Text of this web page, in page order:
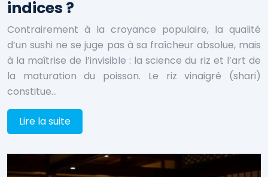
indices ?
Contrairement à la croyance populaire, la qualité
d’un sushi ne se juge pas à sa fraîcheur absolue, mais
à la maîtrise de l’invisible : la science du riz et l’art de
la maturation du poisson. Le riz vinaigré (shari)
constitue…
Lire la suite